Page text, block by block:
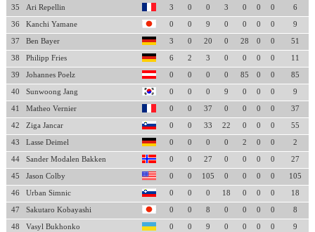
35 Ari Repellin 3 0 0 3 0 0 0 6
36 Kanchi Yamane 0 0 9 0 0 0 0 9
37 Ben Bayer 3 0 20 0 28 0 0 51
38 Philipp Fries 6 2 3 0 0 0 0 11
39 Johannes Poelz 0 0 0 0 85 0 0 85
40 Sunwoong Jang 0 0 0 9 0 0 0 9
41 Matheo Vernier 0 0 37 0 0 0 0 37
42 Ziga Jancar 0 0 33 22 0 0 0 55
43 Lasse Deimel 0 0 0 0 2 0 0 2
44 Sander Modalen Bakken 0 0 27 0 0 0 0 27
45 Jason Colby 0 0 105 0 0 0 0 105
46 Urban Simnic 0 0 0 18 0 0 0 18
47 Sakutaro Kobayashi 0 0 8 0 0 0 0 8
48 Vasyl Bukhonko 0 0 9 0 0 0 0 9